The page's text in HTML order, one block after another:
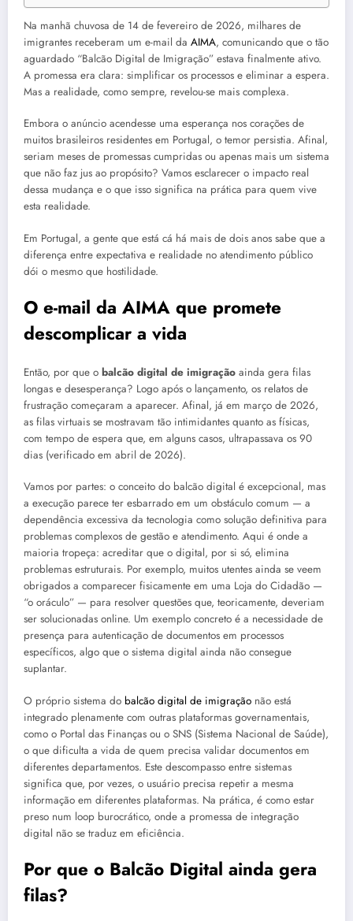
Na manhã chuvosa de 14 de fevereiro de 2026, milhares de
imigrantes receberam um e-mail da AIMA, comunicando que o tão
aguardado “Balcão Digital de Imigração” estava finalmente ativo.
A promessa era clara: simplificar os processos e eliminar a espera.
Mas a realidade, como sempre, revelou-se mais complexa.
Embora o anúncio acendesse uma esperança nos corações de
muitos brasileiros residentes em Portugal, o temor persistia. Afinal,
seriam meses de promessas cumpridas ou apenas mais um sistema
que não faz jus ao propósito? Vamos esclarecer o impacto real
dessa mudança e o que isso significa na prática para quem vive
esta realidade.
Em Portugal, a gente que está cá há mais de dois anos sabe que a
diferença entre expectativa e realidade no atendimento público
dói o mesmo que hostilidade.
O e-mail da AIMA que promete
descomplicar a vida
Então, por que o balcão digital de imigração ainda gera filas
longas e desesperança? Logo após o lançamento, os relatos de
frustração começaram a aparecer. Afinal, já em março de 2026,
as filas virtuais se mostravam tão intimidantes quanto as físicas,
com tempo de espera que, em alguns casos, ultrapassava os 90
dias (verificado em abril de 2026).
Vamos por partes: o conceito do balcão digital é excepcional, mas
a execução parece ter esbarrado em um obstáculo comum — a
dependência excessiva da tecnologia como solução definitiva para
problemas complexos de gestão e atendimento. Aqui é onde a
maioria tropeça: acreditar que o digital, por si só, elimina
problemas estruturais. Por exemplo, muitos utentes ainda se veem
obrigados a comparecer fisicamente em uma Loja do Cidadão —
“o oráculo” — para resolver questões que, teoricamente, deveriam
ser solucionadas online. Um exemplo concreto é a necessidade de
presença para autenticação de documentos em processos
específicos, algo que o sistema digital ainda não consegue
suplantar.
O próprio sistema do balcão digital de imigração não está
integrado plenamente com outras plataformas governamentais,
como o Portal das Finanças ou o SNS (Sistema Nacional de Saúde),
o que dificulta a vida de quem precisa validar documentos em
diferentes departamentos. Este descompasso entre sistemas
significa que, por vezes, o usuário precisa repetir a mesma
informação em diferentes plataformas. Na prática, é como estar
preso num loop burocrático, onde a promessa de integração
digital não se traduz em eficiência.
Por que o Balcão Digital ainda gera
filas?